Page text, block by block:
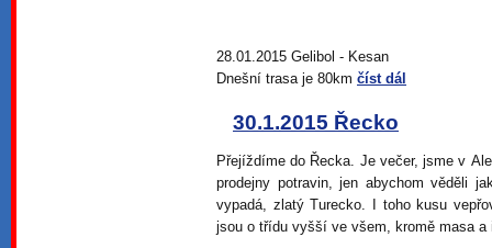
28.01.2015 Gelibol - Kesan
Dnešní trasa je 80km číst dál
30.1.2015 Řecko
Přejíždíme do Řecka. Je večer, jsme v
prodejny potravin, jen abychom věděli
vypadá, zlatý Turecko. I toho kusu
jsou o třídu vyšší ve všem, kromě masa